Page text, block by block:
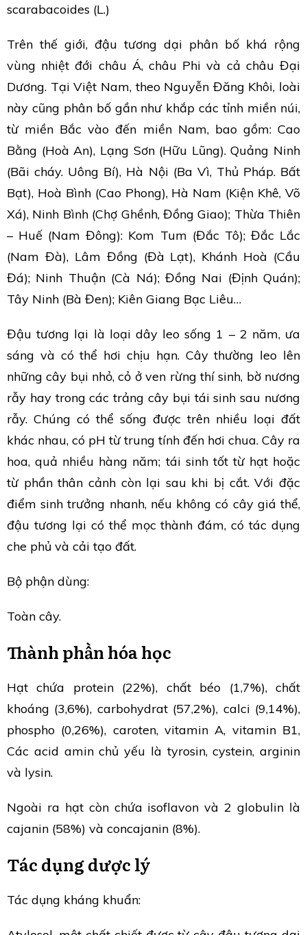
scarabacoides (L.)
Trên thế giới, đậu tương dại phân bố khá rộng
vùng nhiệt đới châu Á, châu Phi và cả châu Đại
Dương. Tại Việt Nam, theo Nguyễn Đăng Khôi, loài
này cũng phân bố gần như khắp các tỉnh miền núi,
từ miền Bắc vào đến miền Nam, bao gồm: Cao
Bằng (Hoà An), Lạng Sơn (Hữu Lũng). Quảng Ninh
(Bãi cháy. Uông Bí), Hà Nội (Ba Vì, Thủ Pháp. Bất
Bạt), Hoà Bình (Cao Phong), Hà Nam (Kiện Khê, Võ
Xá), Ninh Bình (Chợ Ghềnh, Đồng Giao); Thừa Thiên
– Huế (Nam Đông): Kom Tum (Đắc Tô); Đắc Lắc
(Nam Đà), Lâm Đồng (Đà Lạt), Khánh Hoà (Cầu
Đá); Ninh Thuận (Cà Ná); Đồng Nai (Định Quán);
Tây Ninh (Bà Đen); Kiên Giang Bạc Liêu…
Đậu tương lại là loại dây leo sống 1 – 2 năm, ưa
sáng và có thể hơi chịu hạn. Cây thường leo lên
những cây bụi nhỏ, cỏ ở ven rừng thí sinh, bờ nương
rẫy hay trong các trảng cây bụi tái sinh sau nương
rẫy. Chúng có thể sống được trên nhiều loại đất
khác nhau, có pH từ trung tính đến hơi chua. Cây ra
hoa, quả nhiều hàng năm; tái sinh tốt từ hạt hoặc
từ phần thân cảnh còn lại sau khi bị cắt. Với đặc
điểm sinh trưởng nhanh, nếu không có cây giá thể,
đậu tương lại có thể mọc thành đám, có tác dụng
che phủ và cải tạo đất.
Bộ phận dùng:
Toàn cây.
Thành phần hóa học
Hạt chứa protein (22%), chất béo (1,7%), chất
khoáng (3,6%), carbohydrat (57,2%), calci (9,14%),
phospho (0,26%), caroten, vitamin A, vitamin B1,
Các acid amin chủ yếu là tyrosin, cystein, arginin
và lysin.
Ngoài ra hạt còn chứa isoflavon và 2 globulin là
cajanin (58%) và concajanin (8%).
Tác dụng dược lý
Tác dụng kháng khuẩn: